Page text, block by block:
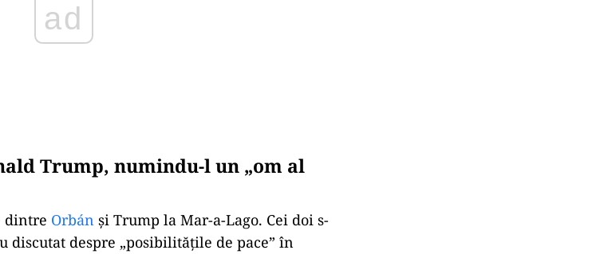
ad
Trump, numindu-l un „om al
dintre Orbán și Trump la Mar-a-Lago. Cei doi s-
discutat despre „posibilităţile de pace” în